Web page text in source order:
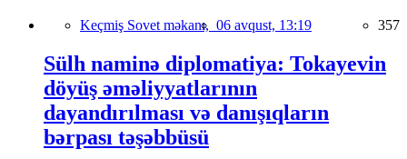
Keçmiş Sovet məkanı, 06 avqust, 13:19 357
Sülh naminə diplomatiya: Tokayevin
döyüş əməliyyatlarının
dayandırılması və danışıqların
bərpası təşəbbüsü